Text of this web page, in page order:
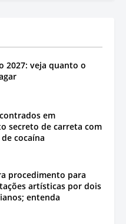
2027: veja quanto o
em
secreto de carreta com
cocaína
procedimento para
artísticas por dois
entenda